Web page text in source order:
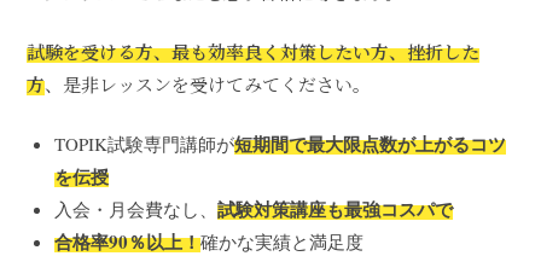
試験を受ける方、最も効率良く対策したい方、挫折した
方、是非レッスンを受けてみてください。
TOPIK試験専門講師が短期間で最大限点数が上がるコツ
を伝授
入会・月会費なし、 試験対策講座も最強コスパで
合格率90％以上！確かな実績と満足度